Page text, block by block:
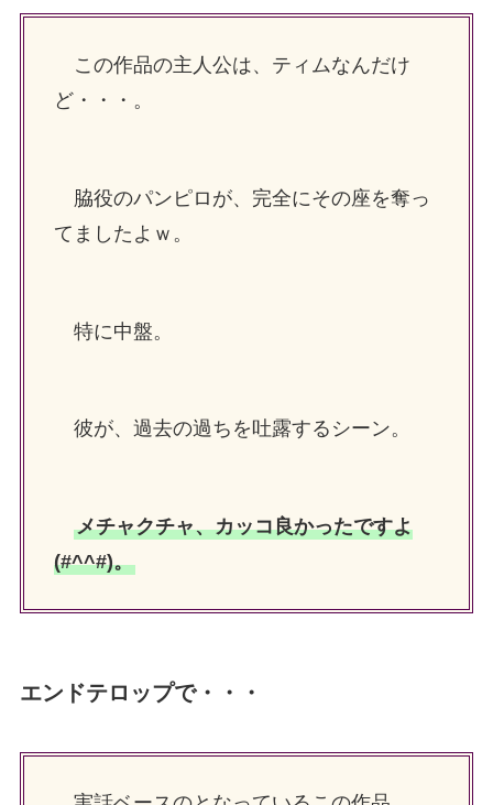
この作品の主人公は、ティムなんだけ
ど・・・。
脇役のパンピロが、完全にその座を奪っ
てましたよｗ。
特に中盤。
彼が、過去の過ちを吐露するシーン。
メチャクチャ、カッコ良かったですよ
(#^^#)。
エンドテロップで・・・